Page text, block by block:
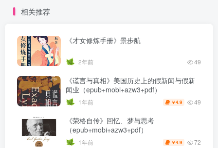
相关推荐
《才女修炼手册》景步航
2年前 49
《谎言与真相》美国历史上的假新闻与假新
闻业（epub+mobi+azw3+pdf）
1年前 ￥4.9 49
《荣格自传》回忆、梦与思考
（epub+mobi+azw3+pdf）
1年前 ￥4.9 72